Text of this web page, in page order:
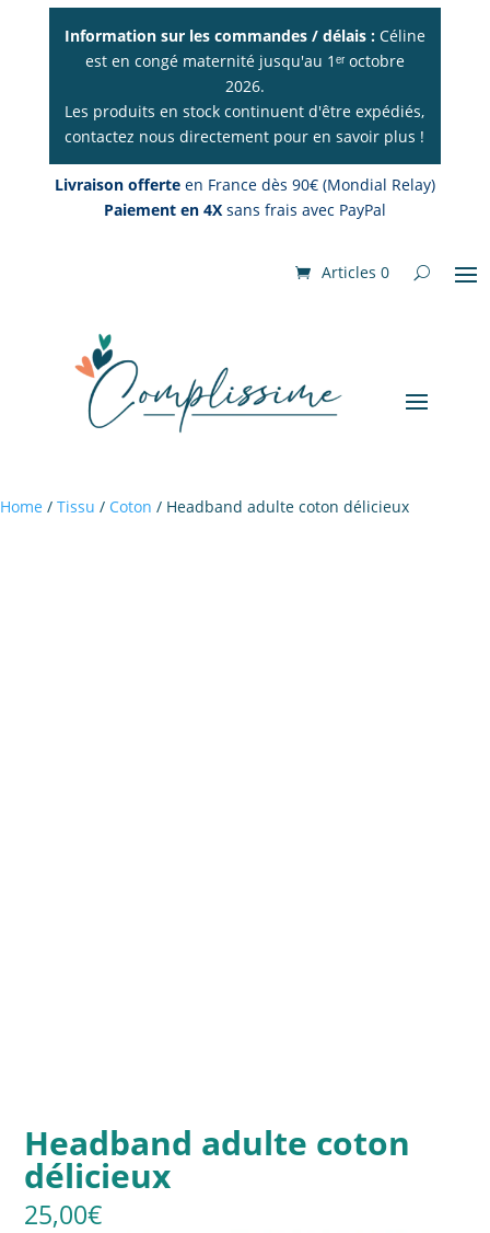
Information sur les commandes / délais : Céline
est en congé maternité jusqu'au 1ᵉʳ octobre
2026.
Les produits en stock continuent d'être expédiés,
contactez nous directement pour en savoir plus !
Livraison offerte en France dès 90€ (Mondial Relay)
Paiement en 4X sans frais avec PayPal
Articles 0
Home / Tissu / Coton / Headband adulte coton délicieux
Headband adulte coton
délicieux
25,00€